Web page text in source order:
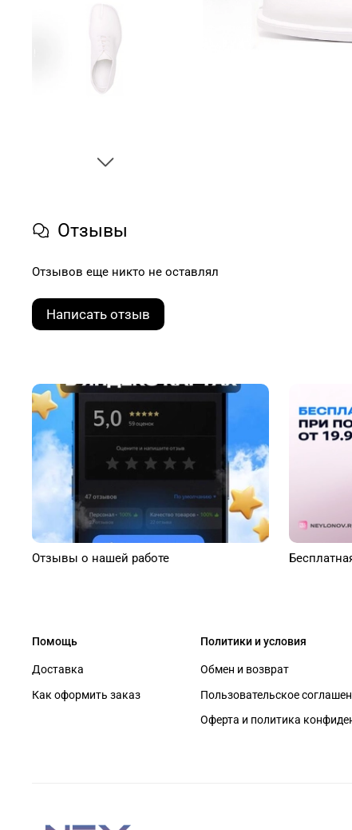
Отзывы
Отзывов еще никто не оставлял
Написать отзыв
Отзывы о нашей работе
Помощь
Доставка
Как оформить заказ
Политики и условия
Обмен и возврат
Пользовательское
Оферта и политика